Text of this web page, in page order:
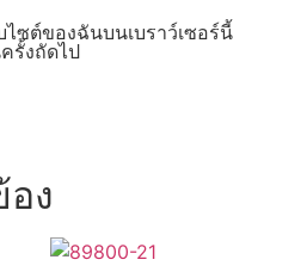
ซต์ของฉันบนเบราว์เซอร์นี้
รั้งถัดไป
ง